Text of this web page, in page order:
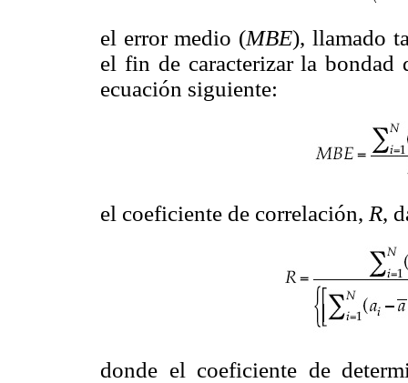
el error medio (MBE), llamado
el fin de caracterizar la bondad
ecuación siguiente:
el coeficiente de correlación, R,
donde el coeficiente de